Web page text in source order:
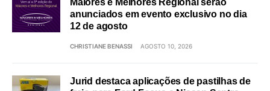
anunciados em evento exclusivo no dia
12 de agosto
CHRISTIANE BENASSI AGOSTO 10, 2026
Jurid destaca aplicações de pastilhas de